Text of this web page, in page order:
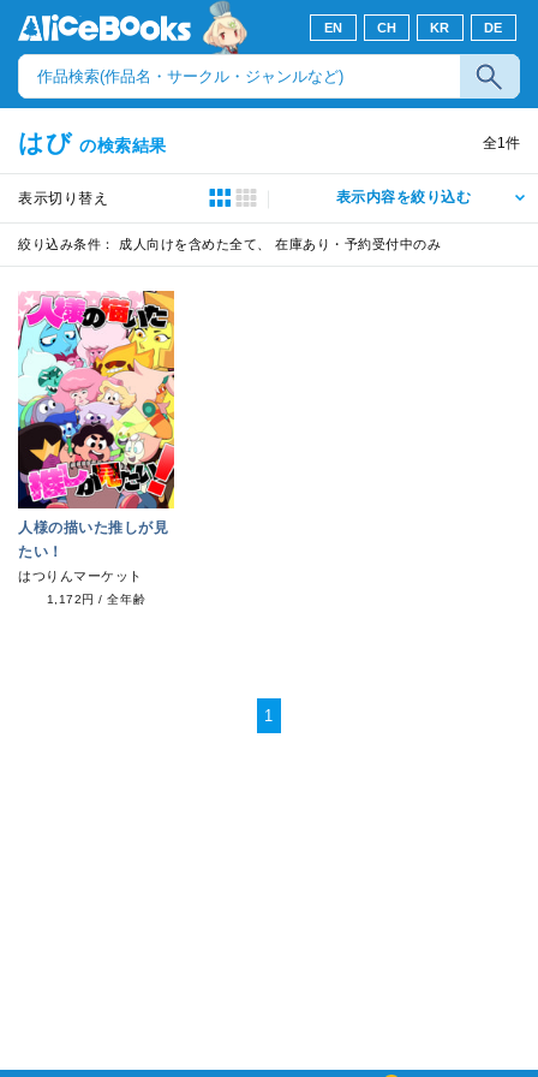
EN CH KR DE
はび の検索結果 全1件
表示切り替え 表示内容を絞り込む
絞り込み条件： 成人向けを含めた全て、 在庫あり・予約受付中のみ
人様の描いた推しが見
たい！
はつりんマーケット
1,172円 /全年齢
1